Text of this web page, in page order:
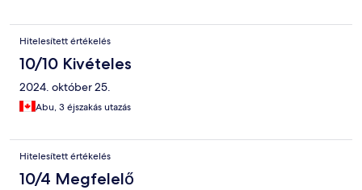
Hitelesített értékelés
10/10 Kivételes
2024. október 25.
Abu, 3 éjszakás utazás
Hitelesített értékelés
10/4 Megfelelő